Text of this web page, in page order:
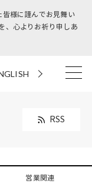
様に謹んでお見舞い
、心よりお祈り申しあ
RSS
営業関連